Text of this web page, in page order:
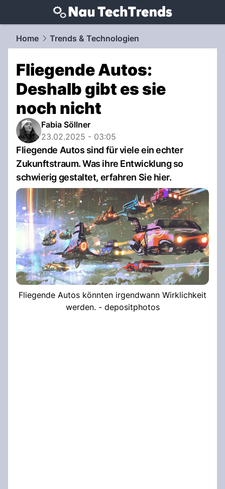
techtrends.NAU.ch
Home Trends & Technologien
Fliegende Autos:
Deshalb gibt es sie
noch nicht
Fabia Söllner
23.02.2025 - 03:05
Fliegende Autos sind für viele ein echter
Zukunftstraum. Was ihre Entwicklung so
schwierig gestaltet, erfahren Sie hier.
Fliegende Autos könnten irgendwann Wirklichkeit
werden. - depositphotos